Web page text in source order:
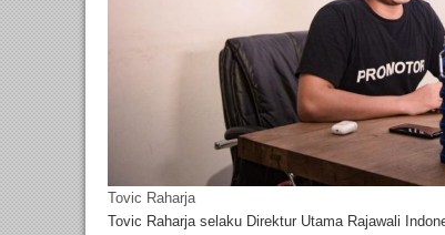
Tovic Raharja
Tovic Raharja selaku Direktur Utama Rajawali